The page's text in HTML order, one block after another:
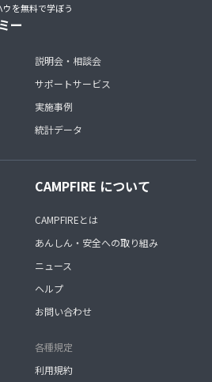
を無料で学ぼう
ー
説明会・相談会
サポートサービス
実施事例
統計データ
CAMPFIRE について
CAMPFIREとは
あんしん・安全への取り組み
ニュース
ヘルプ
お問い合わせ
各種規定
利用規約